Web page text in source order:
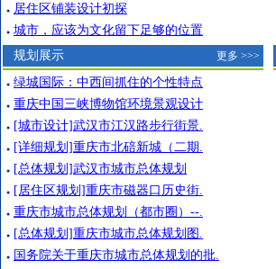
● 居住区铺装设计初探
● 城市，应该为文化留下足够的位置
规划展示
更多 >>>
● 绿城国际：中西间抓住的个性特点
● 重庆中国三峡博物馆环境景观设计
● [城市设计]武汉市江汉路步行街景.
● [详细规划]重庆市北碚新城（二期.
● [总体规划]武汉市城市总体规划
● [居住区规划]重庆市磁器口历史街.
● 重庆市城市总体规划（都市圈）--.
● [总体规划]重庆市城市总体规划图.
● 国务院关于重庆市城市总体规划的批.